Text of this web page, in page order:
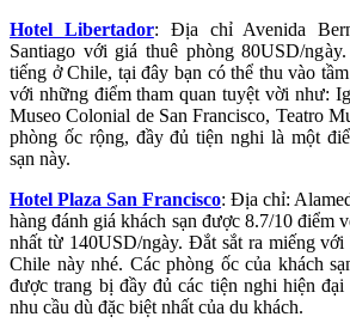
Hotel Libertador: Địa chỉ Avenida
Santiago với giá thuê phòng 80USD/
tiếng ở Chile, tại đây bạn có thể thu vào
với những điểm tham quan tuyệt vời như:
Museo Colonial de San Francisco, Teatro
phòng ốc rộng, đầy đủ tiện nghi là một
sạn này.
Hotel Plaza San Francisco: Địa chỉ:
hàng đánh giá khách sạn được 8.7/10 điểm
nhất từ 140USD/ngày. Đắt sắt ra miếng với
Chile này nhé. Các phòng ốc của khách
được trang bị đầy đủ các tiện nghi hiện
nhu cầu dù đặc biệt nhất của du khách.